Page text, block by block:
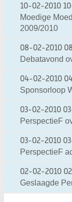
10-02-2010
Moedige
2009/2010
08-02-2010
Debatavond
04-02-2010
Sponsorloop
03-02-2010
PerspectieF
03-02-2010
PerspectieF
02-02-2010
Geslaagde